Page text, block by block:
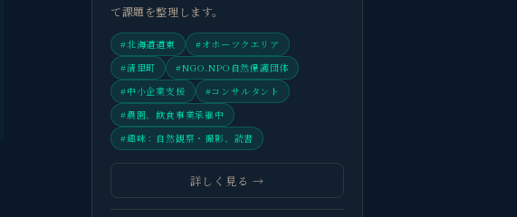
て課題を整理します。
#北海道道東
#オホーツクエリア
#清里町
#NGO.NPO自然保護団体
#中小企業支援
#コンサルタント
#農園、飲食事業承継中
#趣味：自然観察・撮影、読書
詳しく見る →